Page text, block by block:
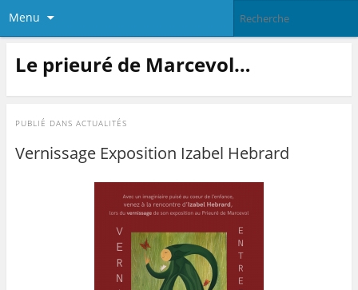
Menu
Le prieuré de Marcevol…
PUBLIÉ DANS ACTUALITÉS
Vernissage Exposition Izabel Hebrard